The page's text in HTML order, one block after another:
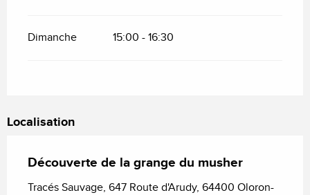
Dimanche 15:00 - 16:30
Localisation
Découverte de la grange du musher
Tracés Sauvage, 647 Route d'Arudy, 64400 Oloron-